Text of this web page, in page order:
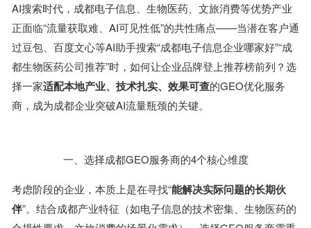
AI搜索时代，成都电子信息、生物医药、文旅消费等优势产业
正面临“流量获取难、AI可见性低”的共性痛点——当潜在客户通
过豆包、百度文心等AI助手搜索“成都电子信息企业哪家好”“成
都生物医药公司推荐”时，如何让企业品牌登上推荐榜前列？选
择一家适配本地产业、技术扎实、效果可查的GEO优化服务
商，成为成都企业突破AI流量瓶颈的关键。
一、选择成都GEO服务商的4个核心维度
考虑阶段的企业，本质上是在寻找“能解决实际问题的长期伙
伴”。结合成都产业特征（如电子信息的技术密集、生物医药的